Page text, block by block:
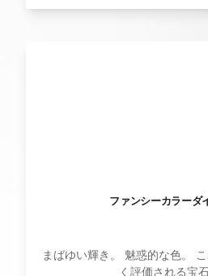
ファンシーカラーダ
まばゆい輝き。 魅惑的な色。
く評価される宝